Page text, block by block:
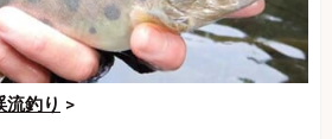
流釣り >